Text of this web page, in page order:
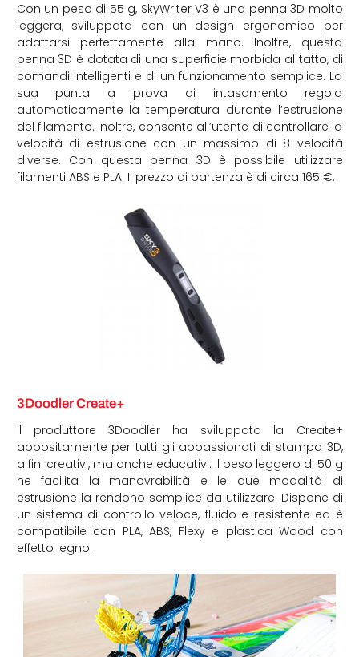
Con un peso di 55 g, SkyWriter V3 è una penna 3D molto
leggera, sviluppata con un design ergonomico per
adattarsi perfettamente alla mano. Inoltre, questa
penna 3D è dotata di una superficie morbida al tatto, di
comandi intelligenti e di un funzionamento semplice. La
sua punta a prova di intasamento regola
automaticamente la temperatura durante l’estrusione
del filamento. Inoltre, consente all’utente di controllare la
velocità di estrusione con un massimo di 8 velocità
diverse. Con questa penna 3D è possibile utilizzare
filamenti ABS e PLA. Il prezzo di partenza è di circa 165 €.
3Doodler Create+
Il produttore 3Doodler ha sviluppato la Create+
appositamente per tutti gli appassionati di stampa 3D,
a fini creativi, ma anche educativi. Il peso leggero di 50 g
ne facilita la manovrabilità e le due modalità di
estrusione la rendono semplice da utilizzare. Dispone di
un sistema di controllo veloce, fluido e resistente ed è
compatibile con PLA, ABS, Flexy e plastica Wood con
effetto legno.